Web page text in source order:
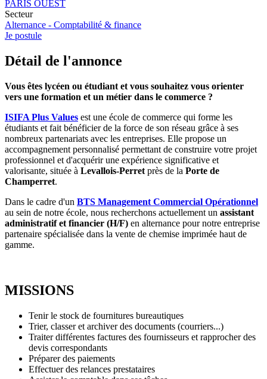
PARIS OUEST
Secteur
Alternance - Comptabilité & finance
Je postule
Détail de l'annonce
Vous êtes lycéen ou étudiant et vous souhaitez vous orienter
vers une formation et un métier dans le commerce ?
ISIFA Plus Values est une école de commerce qui forme les
étudiants et fait bénéficier de la force de son réseau grâce à ses
nombreux partenariats avec les entreprises. Elle propose un
accompagnement personnalisé permettant de construire votre projet
professionnel et d'acquérir une expérience significative et
valorisante, située à Levallois-Perret près de la Porte de
Champerret.
Dans le cadre d'un BTS Management Commercial Opérationnel
au sein de notre école, nous recherchons actuellement un assistant
administratif et financier (H/F) en alternance pour notre entreprise
partenaire spécialisée dans la vente de chemise imprimée haut de
gamme.
MISSIONS
Tenir le stock de fournitures bureautiques
Trier, classer et archiver des documents (courriers...)
Traiter différentes factures des fournisseurs et rapprocher des
devis correspondants
Préparer des paiements
Effectuer des relances prestataires